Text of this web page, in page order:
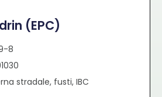
(EPC)
8
stradale, fusti, IBC